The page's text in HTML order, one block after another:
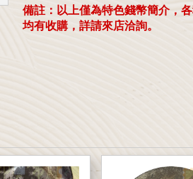
備註：以上僅為特色錢幣簡介，
均有收購，詳請來店洽詢。